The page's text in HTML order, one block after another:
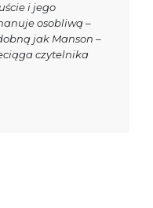
i jego
osobliwą –
jak Manson –
czytelnika